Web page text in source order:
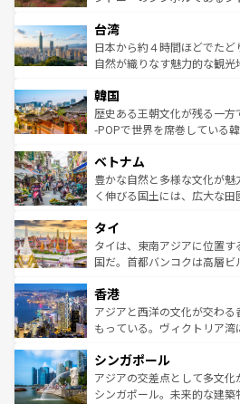
ならではの贅沢な旅のスタイルだ。 なお、新着
情報はコンテンツ一覧を参照
れるおもてなしの心で訪れる
人々、おいしいローカルフ
ク、伝統的なフラダンスな
ワイを、存分に味わってほしい。 なお、新着のハワ
はコンテンツ一覧を参照して
リアリーフや大陸中央部にそ
ク）、タスマニアの美しい
ど、見どころがたくさん。
いる。アクティビティも充実
ビング、ハイキングなど、
い。オーストラリアの多彩
参照してほしい。
台湾
日本から約４時間ほどでた
自然が織りなす魅力的な観
ン）、静ひつな山岳地帯であ
と山間の静けさが共存して
驚きをもたらしてくれる。
容にもいいと評判のスイーツ
が味わえる。 なお、新
照してほしい。
韓国
歴史ある王朝文化が残る一
-POPで世界を席巻している
き、地方に足を延ばせば四季
できる。そして、キムチや
まで、さまざまな韓国料理
リティに包まれながら、韓国
わってみてほし
覧を参照してほしい。
ベトナム
豊かな自然と多様な文化が
く伸びる国土には、広大な
急速な発展と共に伝統が息づ
ーチミン市のフランス統治時
醸し出している。また、バ
とつ。フォーやバインミー、
ひ現地で味わいたい。どの
が旅行者を迎えてくれるの
参照してほしい。
タイ
タイは、東南アジアに位置す
国だ。首都バンコクは高層
の活気が交差している。北部
帯で自然と触れ合い、南部
いビーチでリゾート気分を
激する。気候は一年中温暖で
が待っている。親しみやす
た文化、そして多様な観光
香港
アジアと西洋の文化が交わ
もっている。ヴィクトリア
み、どこを訪れても感動する
ており、効率よく見どころ
うな絶景から文化的な体験
シンガポール
アジアの交差点として多文
シンガポール。未来的な建